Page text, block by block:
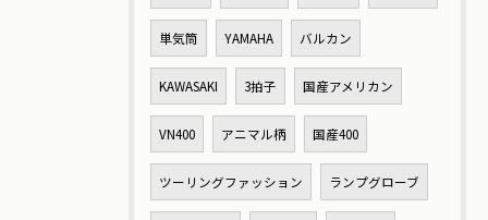
単気筒 YAMAHA バルカン
KAWASAKI 3拍子 国産アメリカン
VN400 アニマル柄 国産400
ツーリングファッション ランプグローブ